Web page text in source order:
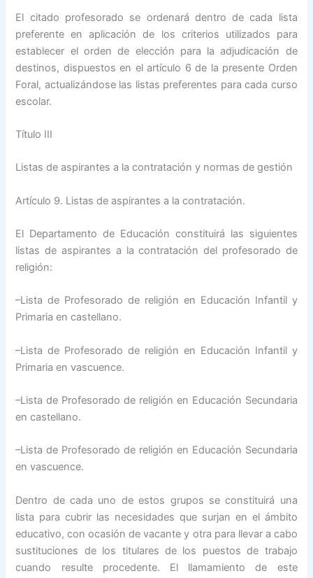
El citado profesorado se ordenará dentro de cada lista
preferente en aplicación de los criterios utilizados para
establecer el orden de elección para la adjudicación de
destinos, dispuestos en el artículo 6 de la presente Orden
Foral, actualizándose las listas preferentes para cada curso
escolar.
Título III
Listas de aspirantes a la contratación y normas de gestión
Artículo 9. Listas de aspirantes a la contratación.
El Departamento de Educación constituirá las siguientes
listas de aspirantes a la contratación del profesorado de
religión:
–Lista de Profesorado de religión en Educación Infantil y
Primaria en castellano.
–Lista de Profesorado de religión en Educación Infantil y
Primaria en vascuence.
–Lista de Profesorado de religión en Educación Secundaria
en castellano.
–Lista de Profesorado de religión en Educación Secundaria
en vascuence.
Dentro de cada uno de estos grupos se constituirá una
lista para cubrir las necesidades que surjan en el ámbito
educativo, con ocasión de vacante y otra para llevar a cabo
sustituciones de los titulares de los puestos de trabajo
cuando resulte procedente. El llamamiento de este